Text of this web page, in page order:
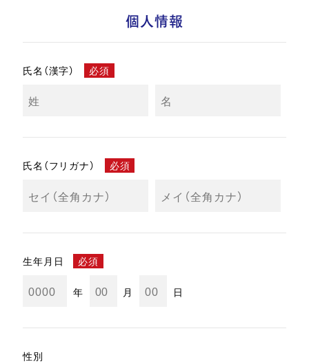
個人情報
氏名（漢字） 必須
氏名（フリガナ） 必須
生年月日 必須
年 月 日
性別